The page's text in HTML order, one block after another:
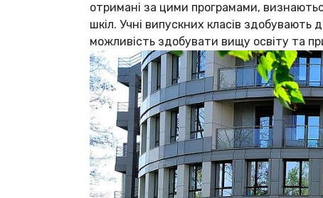
отримані за цими програмами,
шкіл. Учні випускних класів
можливість здобувати вищу освіту та